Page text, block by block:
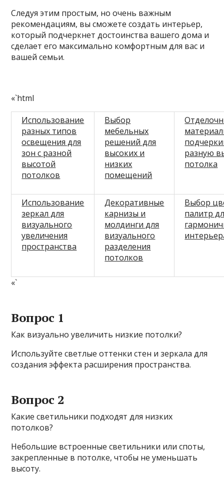
Следуя этим простым, но очень важным
рекомендациям, вы сможете создать интерьер,
который подчеркнет достоинства вашего дома и
сделает его максимально комфортным для вас и
вашей семьи.
«`html
Использование
разных типов
освещения для
зон с разной
высотой
потолков
Выбор
мебельных
решений для
высоких и
низких
помещений
разную
потолка
Использование
зеркал для
визуального
увеличения
пространства
Декоративные
карнизы и
молдинги для
визуального
разделения
потолков
Выбор
палитр
«`
Вопрос 1
Как визуально увеличить низкие потолки?
Используйте светлые оттенки стен и зеркала для
создания эффекта расширения пространства.
Вопрос 2
Какие светильники подходят для низких
потолков?
Небольшие встроенные светильники или споты,
закрепленные в потолке, чтобы не уменьшать
высоту.